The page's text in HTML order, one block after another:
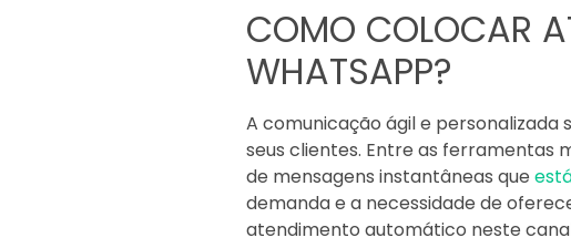
COMO COLOCAR
WHATSAPP?
A comunicação ágil e
seus clientes. Entre as ferramentas
de mensagens instantâneas que
demanda e a necessidade de
atendimento automático neste